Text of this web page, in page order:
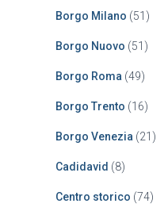
Borgo Milano (51)
Borgo Nuovo (51)
Borgo Roma (49)
Borgo Trento (16)
Borgo Venezia (21)
Cadidavid (8)
Centro storico (74)